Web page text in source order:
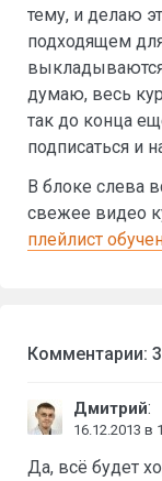
тему, и делаю
подходящем
думаю, весь
так до конца
подписаться и
В блоке слева
свежее видео
плейлист
Комментарии:
Дмитрий:
16.12.2013 в
Да, всё будет